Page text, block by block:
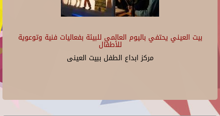
بيت العيني يحتفي باليوم العالمي للبيئة بفعاليات فنية وتوعوية
للأطفال
مركز ابداع الطفل ببيت العينى